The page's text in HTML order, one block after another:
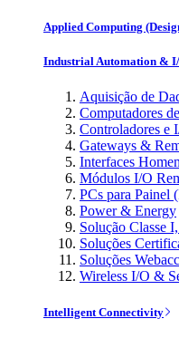
Applied Computing
Industrial Automation &
Aquisição de
Computadores
Controladores e
Gateways &
Interfaces
Módulos I/O
PCs para Painel
Power & Energy
Solução Classe
Soluções
Soluções
Wireless I/O &
Intelligent Connectivity